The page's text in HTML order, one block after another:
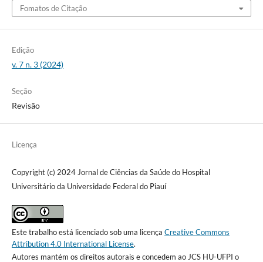
Fomatos de Citação
Edição
v. 7 n. 3 (2024)
Seção
Revisão
Licença
Copyright (c) 2024 Jornal de Ciências da Saúde do Hospital
Universitário da Universidade Federal do Piauí
Este trabalho está licenciado sob uma licença Creative Commons
Attribution 4.0 International License.
Autores mantém os direitos autorais e concedem ao JCS HU-UFPI o